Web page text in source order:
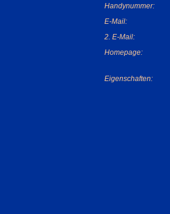
Handynummer:
E-Mail:
2. E-Mail:
Homepage:
Eigenschaften: